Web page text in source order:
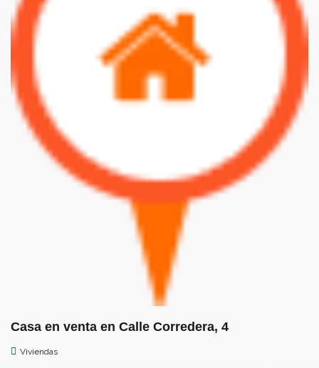
Casa en venta en Calle Corredera, 4
Viviendas